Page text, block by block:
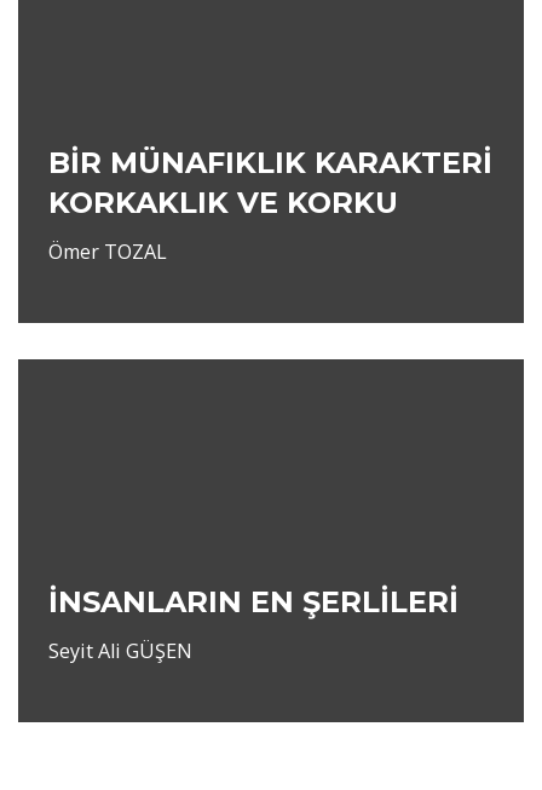
BİR MÜNAFIKLIK KARAKTERİ
KORKAKLIK VE KORKU
Ömer TOZAL
İNSANLARIN EN ŞERLİLERİ
Seyit Ali GÜŞEN